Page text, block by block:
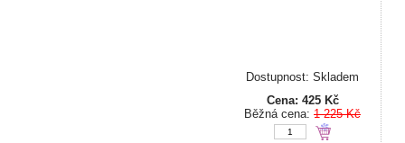
Dostupnost: Skladem
Cena: 425 Kč
Běžná cena: 1 225 Kč